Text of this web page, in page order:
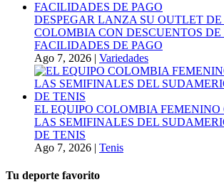
DESPEGAR LANZA SU OUTLET DE
COLOMBIA CON DESCUENTOS DE
FACILIDADES DE PAGO
Ago 7, 2026 | Variedades
EL EQUIPO COLOMBIA FEMENINO
LAS SEMIFINALES DEL
DE TENIS
Ago 7, 2026 | Tenis
Tu deporte favorito